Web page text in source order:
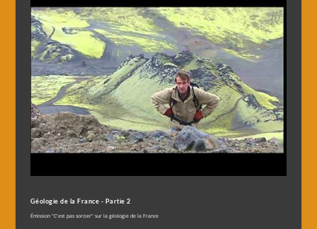
Géologie de la France - Partie 2
Émission "C'est pas sorcier" sur la géologie de la France